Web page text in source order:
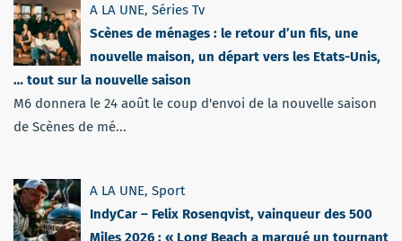
A LA UNE, Séries Tv
Scènes de ménages : le retour d’un fils, une
nouvelle maison, un départ vers les Etats-Unis,
… tout sur la nouvelle saison
M6 donnera le 24 août le coup d'envoi de la nouvelle saison
de Scènes de mé...
A LA UNE, Sport
IndyCar – Felix Rosenqvist, vainqueur des 500
Miles 2026 : « Long Beach a marqué un tournant